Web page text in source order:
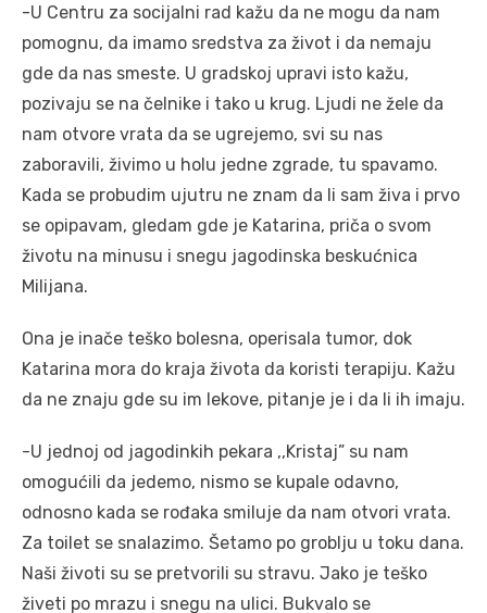
-U Centru za socijalni rad kažu da ne mogu da nam
pomognu, da imamo sredstva za život i da nemaju
gde da nas smeste. U gradskoj upravi isto kažu,
pozivaju se na čelnike i tako u krug. Ljudi ne žele da
nam otvore vrata da se ugrejemo, svi su nas
zaboravili, živimo u holu jedne zgrade, tu spavamo.
Kada se probudim ujutru ne znam da li sam živa i prvo
se opipavam, gledam gde je Katarina, priča o svom
životu na minusu i snegu jagodinska beskućnica
Milijana.
Ona je inače teško bolesna, operisala tumor, dok
Katarina mora do kraja života da koristi terapiju. Kažu
da ne znaju gde su im lekove, pitanje je i da li ih imaju.
-U jednoj od jagodinkih pekara ,,Kristaj” su nam
omogućili da jedemo, nismo se kupale odavno,
odnosno kada se rođaka smiluje da nam otvori vrata.
Za toilet se snalazimo. Šetamo po groblju u toku dana.
Naši životi su se pretvorili su stravu. Jako je teško
živeti po mrazu i snegu na ulici. Bukvalo se